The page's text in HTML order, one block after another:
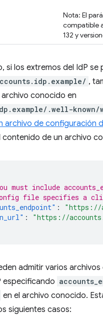
Nota: El
compatible
132 y
si los extremos del IdP se
,
conocido en
.well-known/
archivo de configuración
contenido de un archivo
must include
file specifies a
:
"https://
:
"https://
admitir varios
especificando
en el archivo conocido.
siguientes casos: